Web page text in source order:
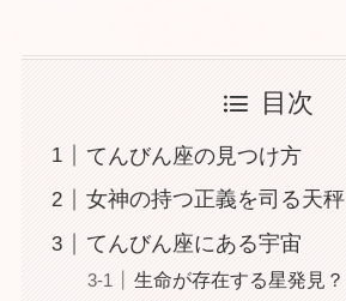
目次
てんびん座の見つけ方
女神の持つ正義を司る天秤
てんびん座にある宇宙
生命が存在する星発見？